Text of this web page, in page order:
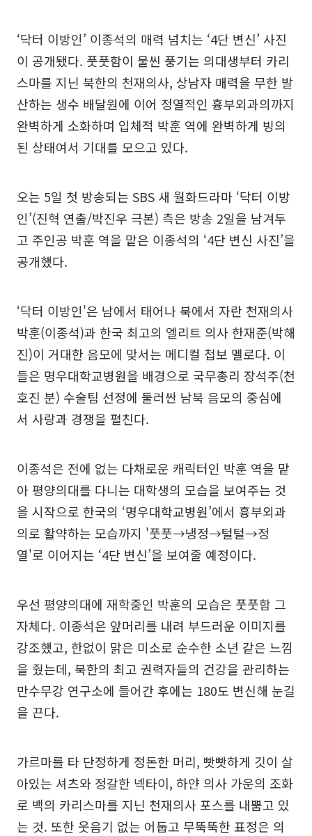
‘닥터 이방인’ 이종석의 매력 넘치는 ‘4단 변신’ 사진
이 공개됐다. 풋풋함이 물씬 풍기는 의대생부터 카리
스마를 지닌 북한의 천재의사, 상남자 매력을 무한 발
산하는 생수 배달원에 이어 정열적인 흉부외과의까지
완벽하게 소화하며 입체적 박훈 역에 완벽하게 빙의
된 상태여서 기대를 모으고 있다.
오는 5일 첫 방송되는 SBS 새 월화드라마 ‘닥터 이방
인’(진혁 연출/박진우 극본) 측은 방송 2일을 남겨두
고 주인공 박훈 역을 맡은 이종석의 ‘4단 변신 사진’을
공개했다.
‘닥터 이방인'은 남에서 태어나 북에서 자란 천재의사
박훈(이종석)과 한국 최고의 엘리트 의사 한재준(박해
진)이 거대한 음모에 맞서는 메디컬 첩보 멜로다. 이
들은 명우대학교병원을 배경으로 국무총리 장석주(천
호진 분) 수술팀 선정에 둘러싼 남북 음모의 중심에
서 사랑과 경쟁을 펼친다.
이종석은 전에 없는 다채로운 캐릭터인 박훈 역을 맡
아 평양의대를 다니는 대학생의 모습을 보여주는 것
을 시작으로 한국의 ‘명우대학교병원’에서 흉부외과
의로 활약하는 모습까지 '풋풋→냉정→털털→정
열'로 이어지는 ‘4단 변신’을 보여줄 예정이다.
우선 평양의대에 재학중인 박훈의 모습은 풋풋함 그
자체다. 이종석은 앞머리를 내려 부드러운 이미지를
강조했고, 한없이 맑은 미소로 순수한 소년 같은 느낌
을 줬는데, 북한의 최고 권력자들의 건강을 관리하는
만수무강 연구소에 들어간 후에는 180도 변신해 눈길
을 끈다.
가르마를 타 단정하게 정돈한 머리, 빳빳하게 깃이 살
아있는 셔츠와 정갈한 넥타이, 하얀 의사 가운의 조화
로 백의 카리스마를 지닌 천재의사 포스를 내뿜고 있
는 것. 또한 웃음기 없는 어둡고 무뚝뚝한 표정은 의